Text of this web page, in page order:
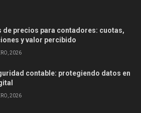
de precios para contadores: cuotas,
y valor percibido
2026
contable: protegiendo datos en
2026